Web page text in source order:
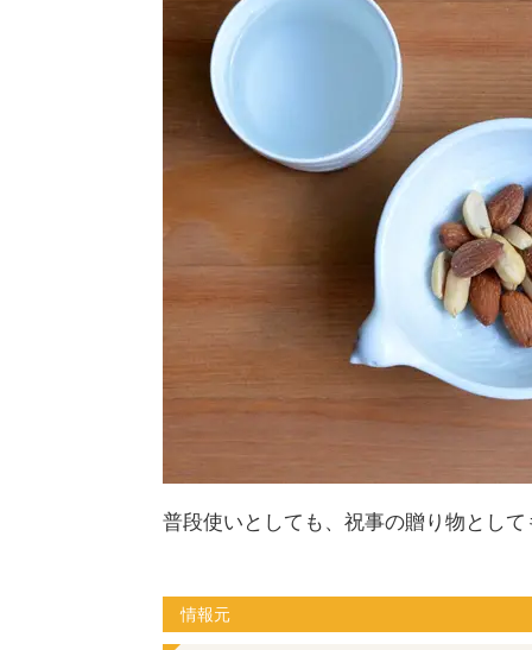
普段使いとしても、祝事の贈り物とし
情報元